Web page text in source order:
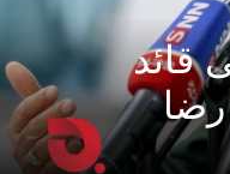
قائد
رضا